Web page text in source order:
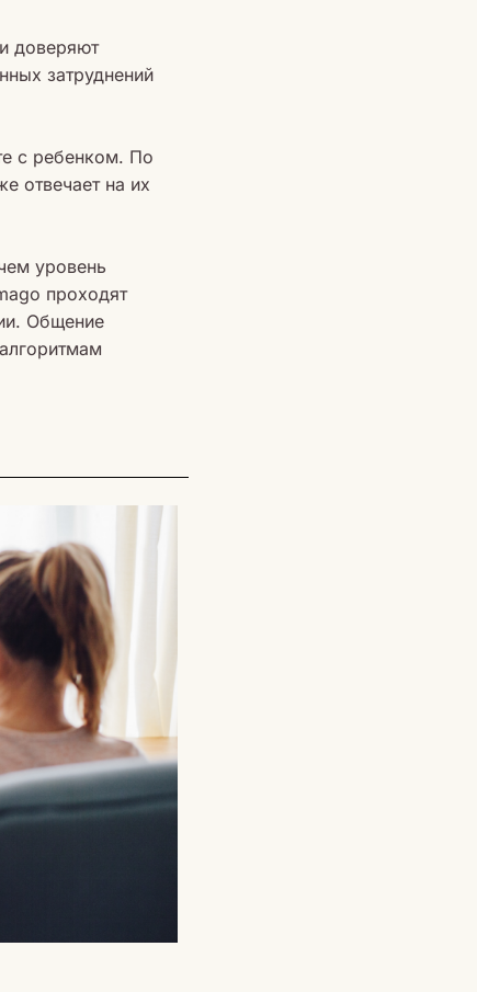
доверяют
затруднений
с ребенком. По
отвечает на их
уровень
проходят
Общение